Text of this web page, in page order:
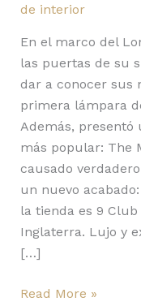
de interior
En el marco del
las puertas de su
dar a conocer sus
primera lámpara
Además, presentó
más popular: The
causado
un nuevo
la tienda es 9 Club
Inglaterra. Lujo y
[…]
Read More »